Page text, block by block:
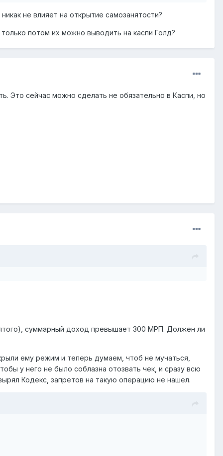
не влияет на открытие самозанятости?
потом их можно выводить на каспи Голд?
Это сейчас можно сделать не обязательно в Каспи, но
суммарный доход превышает 300 МРП. Должен ли
ему режим и теперь думаем, чтоб не мучаться,
у него не было соблазна отозвать чек, и сразу всю
Кодекс, запретов на такую операцию не нашел.